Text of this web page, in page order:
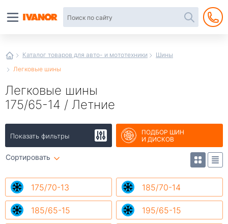
Каталог товаров для авто- и мототехники
Шины
Легковые шины
Легковые шины
175/65-14 / Летние
Показать фильтры
ПОДБОР ШИН
И ДИСКОВ
Сортировать
175/70-13 185/70-14
185/65-15 195/65-15
интернет-